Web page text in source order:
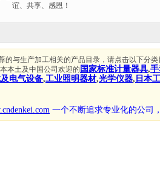
谊、共享、感恩！
的与生产加工相关的产品目录，请点击以下分
本土及中国公司欢迎的 国家标准计量器具,
电气设备,工业照明器材,光学仪器, 日本
一个不断追求专业化的公司，